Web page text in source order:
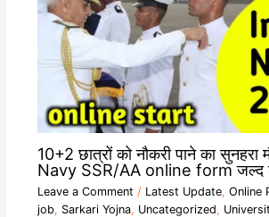
10+2 छात्रों को नौकरी पाने का सुनहरा
Navy SSR/AA online form
Leave a Comment / Latest Update, Online
job, Sarkari Yojna, Uncategorized,